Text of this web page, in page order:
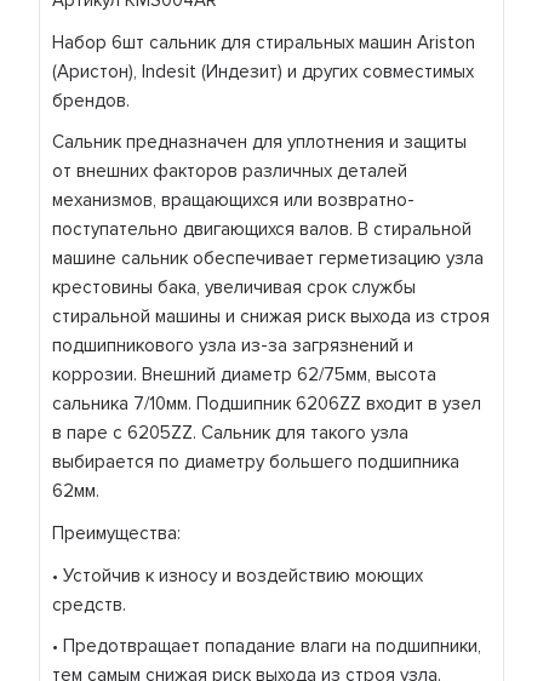
Набор 6шт сальник для стиральных машин Ariston
(Аристон), Indesit (Индезит) и других совместимых
брендов.
Сальник предназначен для уплотнения и защиты
от внешних факторов различных деталей
механизмов, вращающихся или возвратно-
поступательно двигающихся валов. В стиральной
машине сальник обеспечивает герметизацию узла
крестовины бака, увеличивая срок службы
стиральной машины и снижая риск выхода из строя
подшипникового узла из-за загрязнений и
коррозии. Внешний диаметр 62/75мм, высота
сальника 7/10мм. Подшипник 6206ZZ входит в узел
в паре с 6205ZZ. Сальник для такого узла
выбирается по диаметру большего подшипника
62мм.
Преимущества:
• Устойчив к износу и воздействию моющих
средств.
• Предотвращает попадание влаги на подшипники,
тем самым снижая риск выхода из строя узла.